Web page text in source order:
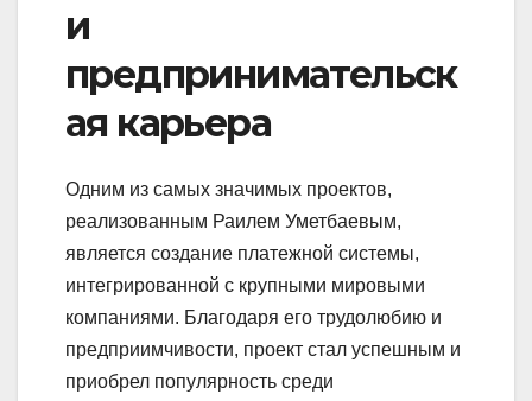
и
предпринимательск
ая карьера
Одним из самых значимых проектов,
реализованным Раилем Уметбаевым,
является создание платежной системы,
интегрированной с крупными мировыми
компаниями. Благодаря его трудолюбию и
предприимчивости, проект стал успешным и
приобрел популярность среди